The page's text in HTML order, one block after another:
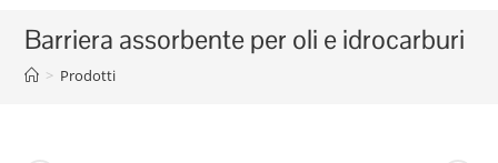
Barriera assorbente per oli e idrocarburi
> Prodotti